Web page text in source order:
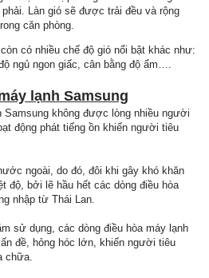
Làn gió sẽ được trải đều và rộng
căn phòng.
có nhiều chế độ gió nổi bật khác như:
ngủ ngon giấc, cân bằng độ ẩm….
lạnh Samsung
Samsung không được lòng nhiều người
động phát tiếng ồn khiến người tiêu
ngoài, do đó, đôi khi gây khó khăn
độ, bởi lẽ hầu hết các dòng điều hòa
nhập từ Thái Lan.
sử dụng, các dòng điều hòa máy lạnh
đề, hỏng hóc lớn, khiến người tiêu
chữa.